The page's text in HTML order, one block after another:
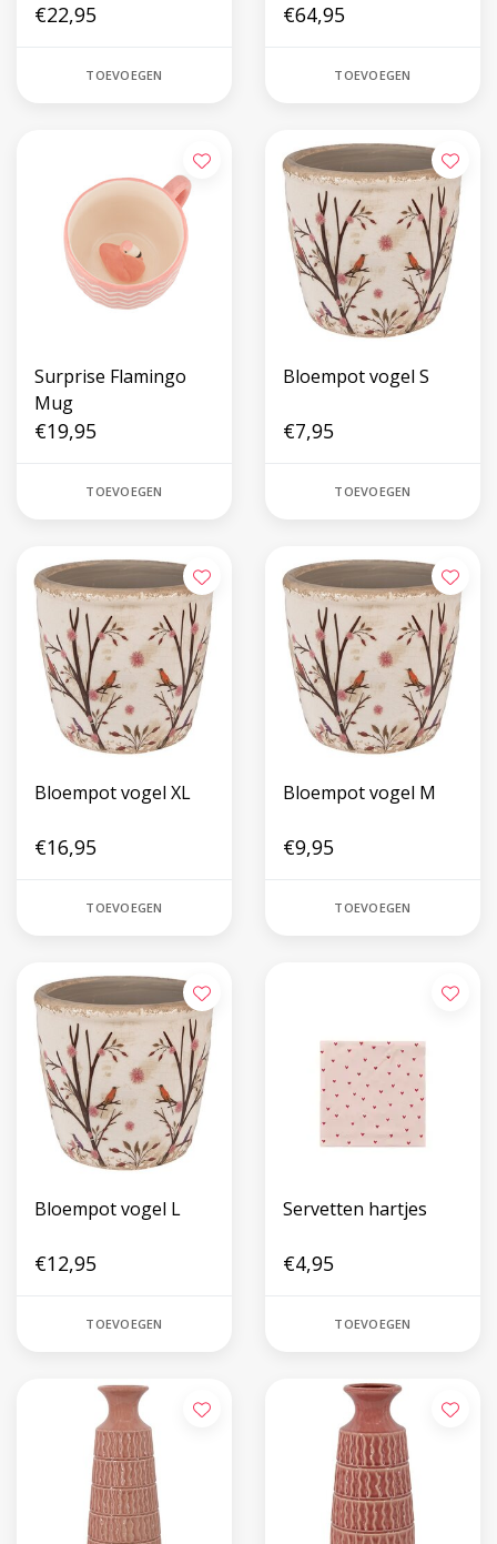
€22,95
TOEVOEGEN
€64,95
TOEVOEGEN
Surprise Flamingo
Mug
€19,95
TOEVOEGEN
Bloempot vogel S
€7,95
TOEVOEGEN
Bloempot vogel XL
€16,95
TOEVOEGEN
Bloempot vogel M
€9,95
TOEVOEGEN
Bloempot vogel L
€12,95
TOEVOEGEN
Servetten hartjes
€4,95
TOEVOEGEN